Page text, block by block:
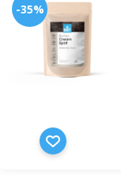
-35%